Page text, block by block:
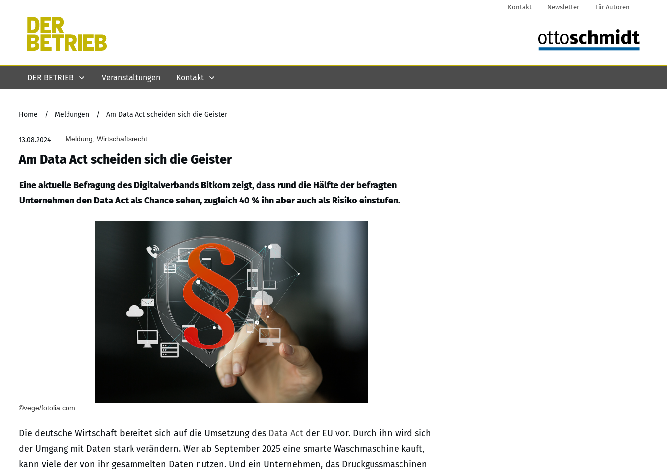
Kontakt Newsletter Für Autoren
DER BETRIEB Veranstaltungen Kontakt
Home / Meldungen / Am Data Act scheiden sich die Geister
13.08.2024 Meldung, Wirtschaftsrecht
Am Data Act scheiden sich die Geister
Eine aktuelle Befragung des Digitalverbands Bitkom zeigt, dass rund die Hälfte der befragten
Unternehmen den Data Act als Chance sehen, zugleich 40 % ihn aber auch als Risiko einstufen.
©vege/fotolia.com
Die deutsche Wirtschaft bereitet sich auf die Umsetzung des Data Act der EU vor. Durch ihn wird sich
der Umgang mit Daten stark verändern. Wer ab September 2025 eine smarte Waschmaschine kauft,
kann viele der von ihr gesammelten Daten nutzen. Und ein Unternehmen, das Druckgussmaschinen